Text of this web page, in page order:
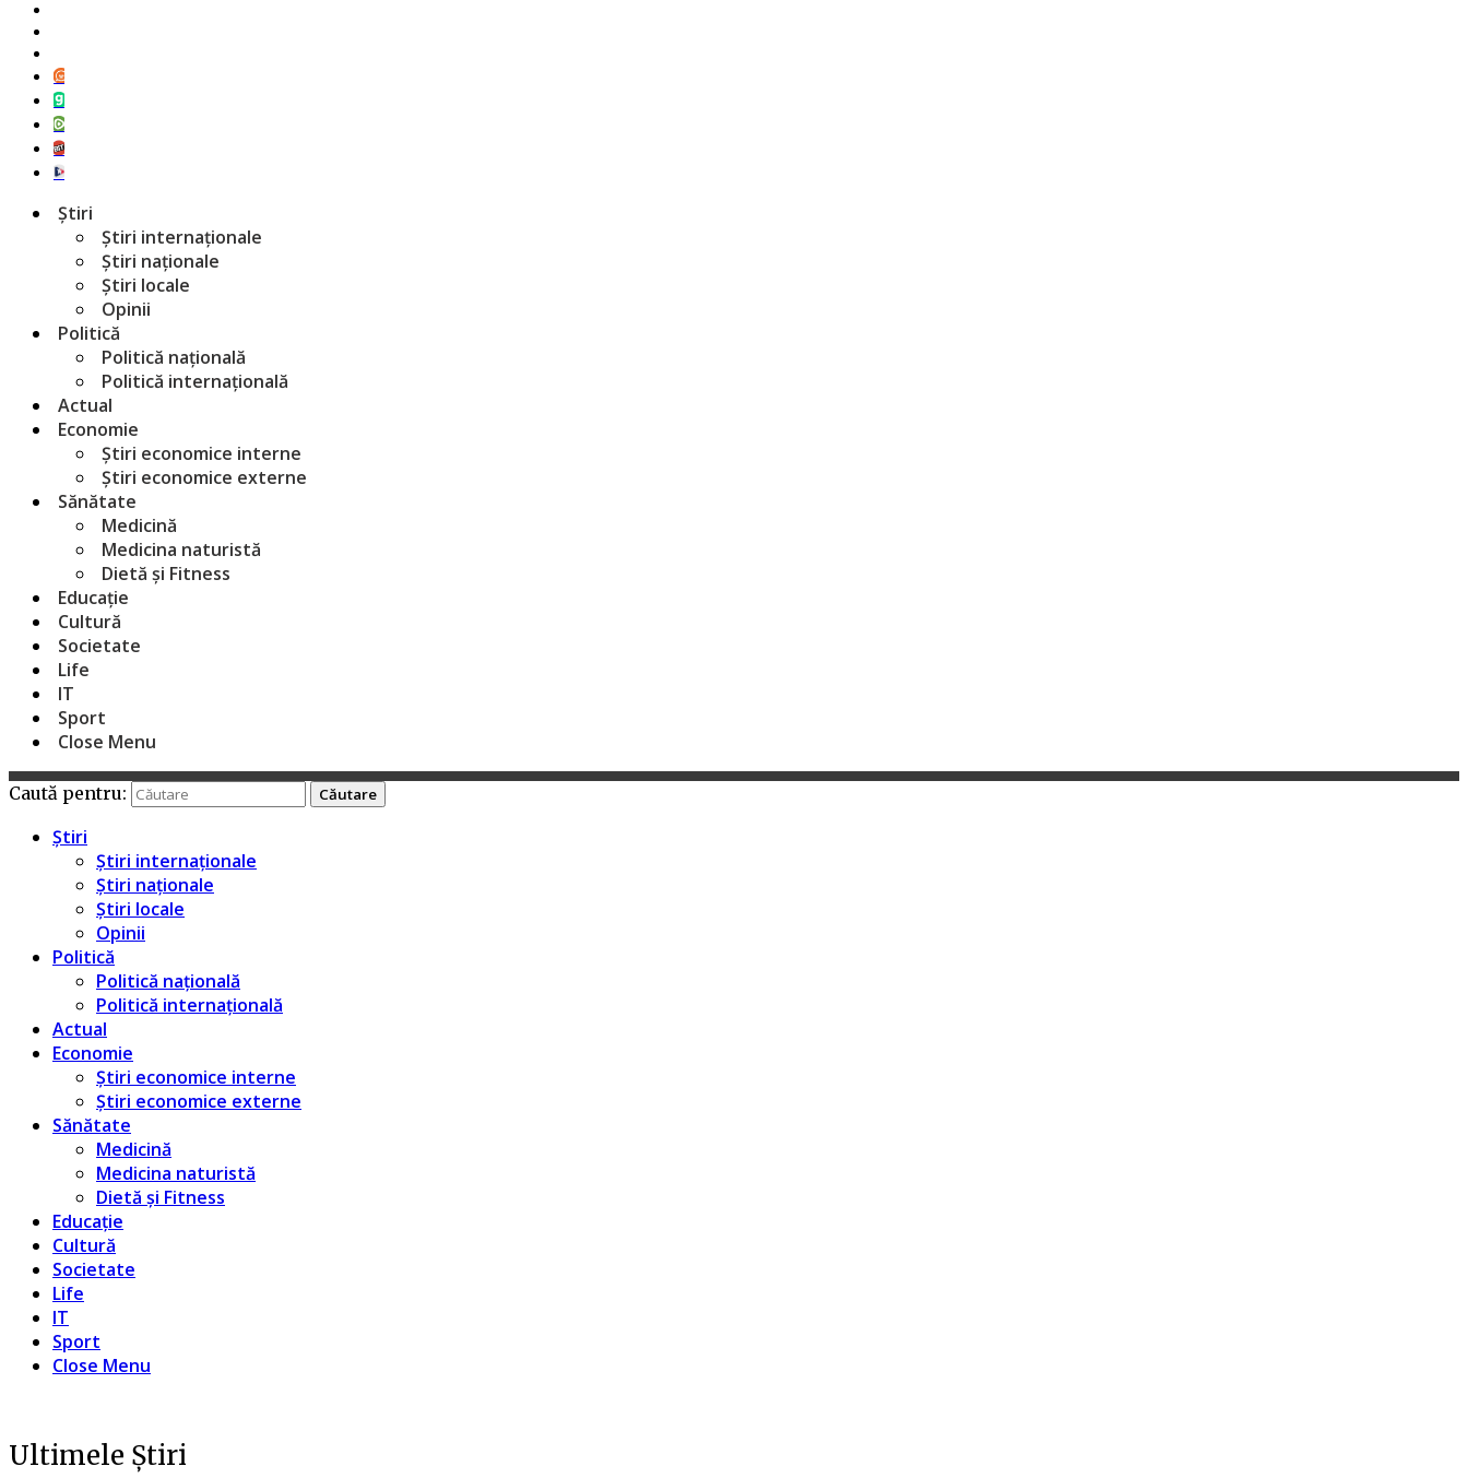
Știri
Știri internaționale
Știri naționale
Știri locale
Opinii
Politică
Politică națională
Politică internațională
Actual
Economie
Știri economice interne
Știri economice externe
Sănătate
Medicină
Medicina naturistă
Dietă și Fitness
Educație
Cultură
Societate
Life
IT
Sport
Close Menu
Caută pentru:
Știri
Știri internaționale
Știri naționale
Știri locale
Opinii
Politică
Politică națională
Politică internațională
Actual
Economie
Știri economice interne
Știri economice externe
Sănătate
Medicină
Medicina naturistă
Dietă și Fitness
Educație
Cultură
Societate
Life
IT
Sport
Close Menu
Ultimele Știri